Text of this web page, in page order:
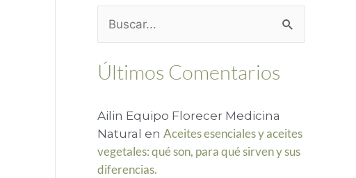
s
a
p
Últimos Comentarios
Ailin Equipo Florecer Medicina
Natural en Aceites esenciales y aceites
vegetales: qué son, para qué sirven y sus
diferencias.